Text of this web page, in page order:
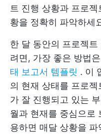
트 진행 상황과 프로
황을 정확히 파악하세
한 달 동안의 프로젝
려면, 가장 좋은 방법은
태 보고서 템플릿 . 이
의 현재 상태를 프로
가 잘 진행되고 있는
월과 현재를 중심으로
용하면 매달 상황을